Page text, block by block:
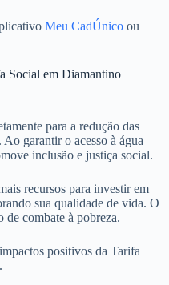
Meu CadÚnico ou
Social em Diamantino
para a redução das
garantir o acesso à água
inclusão e justiça social.
recursos para investir em
sua qualidade de vida. O
combate à pobreza.
positivos da Tarifa